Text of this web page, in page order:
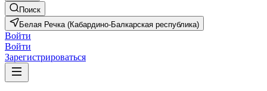
Поиск
Белая Речка (Кабардино-Балкарская республика)
Войти
Войти
Зарегистрироваться